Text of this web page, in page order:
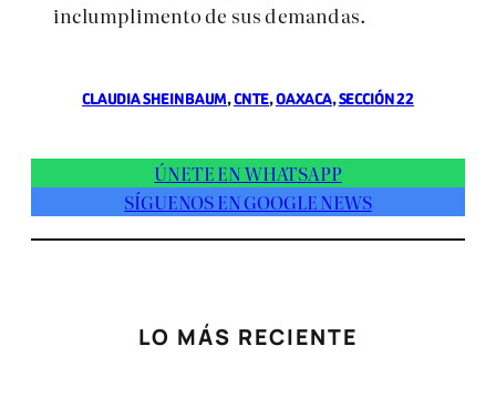
inclumplimento de sus demandas.
CLAUDIA SHEINBAUM, CNTE, OAXACA, SECCIÓN 22
ÚNETE EN WHATSAPP
SÍGUENOS EN GOOGLE NEWS
LO MÁS RECIENTE